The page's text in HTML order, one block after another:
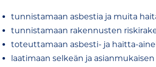
tunnistamaan asbestia ja muita
tunnistamaan rakennusten
toteuttamaan asbesti- ja haitta-
laatimaan selkeän ja